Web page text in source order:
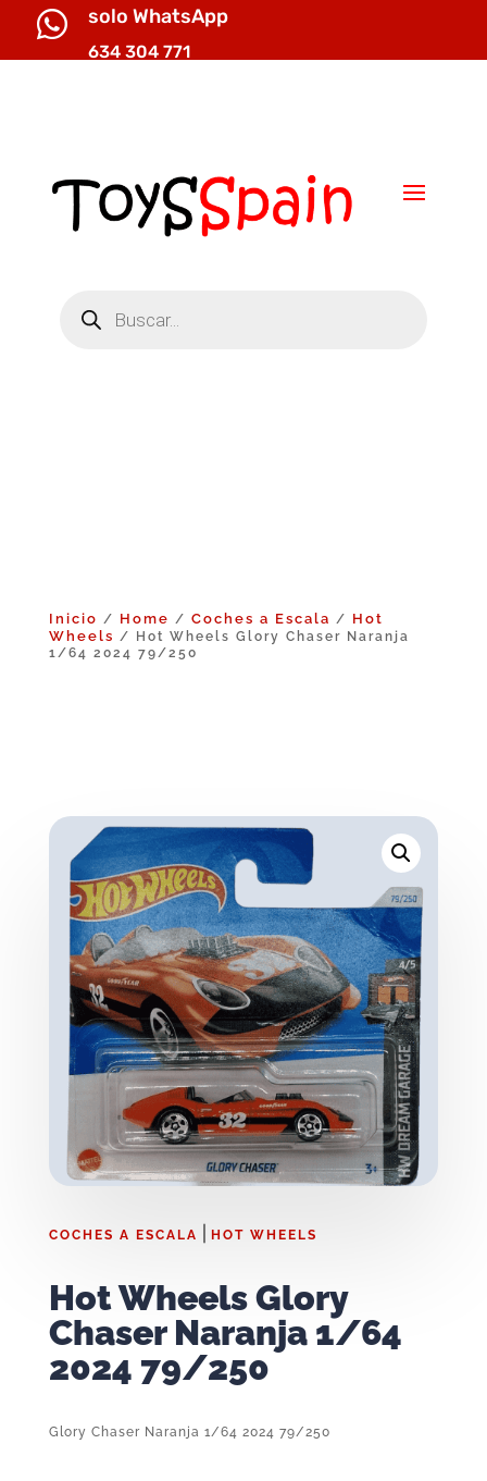
 solo WhatsApp
634 304 771
productos
Inicio / Home / Coches a Escala / Hot
Wheels / Hot Wheels Glory Chaser Naranja
1/64 2024 79/250
COCHES A ESCALA HOT WHEELS
Hot Wheels Glory
Chaser Naranja 1/64
2024 79/250
Glory Chaser Naranja 1/64 2024 79/250